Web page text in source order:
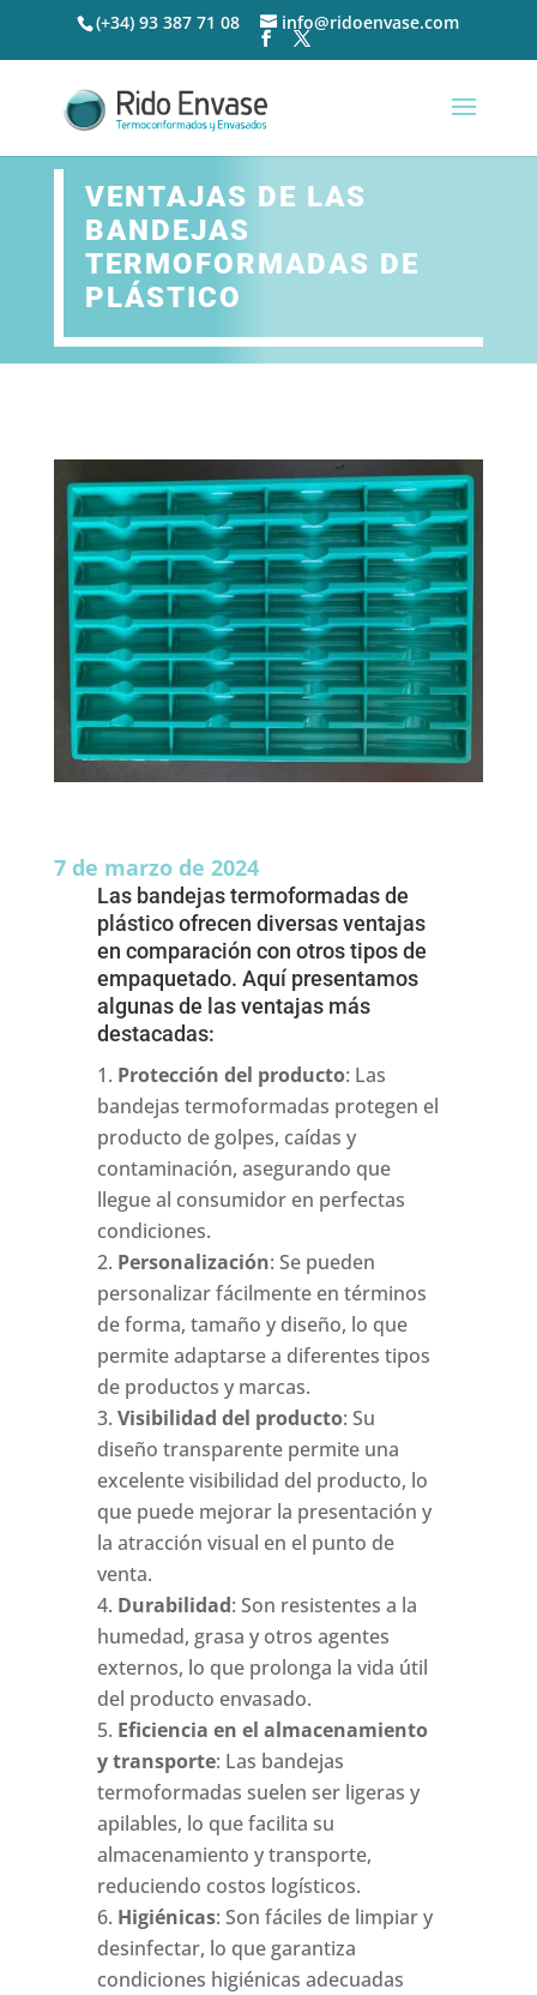
(+34) 93 387 71 08 info@ridoenvase.com
VENTAJAS DE LAS
BANDEJAS
TERMOFORMADAS DE
PLÁSTICO
7 de marzo de 2024
Las bandejas termoformadas de
plástico ofrecen diversas ventajas
en comparación con otros tipos de
empaquetado. Aquí presentamos
algunas de las ventajas más
destacadas:
Protección del producto: Las
bandejas termoformadas protegen el
producto de golpes, caídas y
contaminación, asegurando que
llegue al consumidor en perfectas
condiciones.
Personalización: Se pueden
personalizar fácilmente en términos
de forma, tamaño y diseño, lo que
permite adaptarse a diferentes tipos
de productos y marcas.
Visibilidad del producto: Su
diseño transparente permite una
excelente visibilidad del producto, lo
que puede mejorar la presentación y
la atracción visual en el punto de
venta.
Durabilidad: Son resistentes a la
humedad, grasa y otros agentes
externos, lo que prolonga la vida útil
del producto envasado.
Eficiencia en el almacenamiento
y transporte: Las bandejas
termoformadas suelen ser ligeras y
apilables, lo que facilita su
almacenamiento y transporte,
reduciendo costos logísticos.
Higiénicas: Son fáciles de limpiar y
desinfectar, lo que garantiza
condiciones higiénicas adecuadas